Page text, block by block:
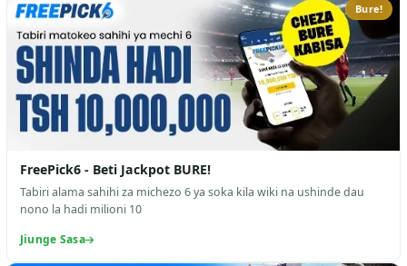
Bure!
FreePick6 - Beti Jackpot BURE!
Tabiri alama sahihi za michezo 6 ya soka kila wiki na ushinde dau
nono la hadi milioni 10
Jiunge Sasa